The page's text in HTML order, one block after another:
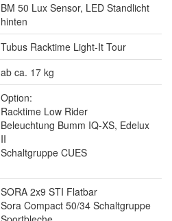
BM 50 Lux Sensor, LED Standlicht
hinten
Tubus Racktime Light-It Tour
ab ca. 17 kg
Option:
Racktime Low Rider
Beleuchtung Bumm IQ-XS, Edelux
II
Schaltgruppe CUES
SORA 2x9 STI Flatbar
Sora Compact 50/34 Schaltgruppe